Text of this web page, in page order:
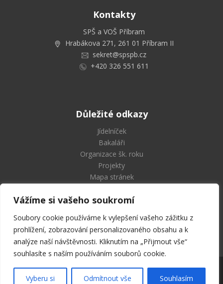
Vážíme si vašeho soukromí
Soubory cookie používáme k vylepšení vašeho zážitku z
prohlížení, zobrazování personalizovaného obsahu a k
analýze naší návštěvnosti. Kliknutím na „Přijmout vše“
souhlasíte s naším používáním souborů cookie.
Vyberu si Odmítnout vše Souhlasím
Kontakty
SPŠ a VOŠ Příbram
Hrabákova 271, 261 01 Příbram II
sekret@spspb.cz
+420 326 551 611
Důležité odkazy
Jídelníček
Bakaláři
Organizace šk. roku
Projekty
Mapa stránek
Střední průmyslová škola
a Vyšší odborná škola Příbram
2026 © SPŠ a VOŠ Příbram | Všechna práva vyhrazena